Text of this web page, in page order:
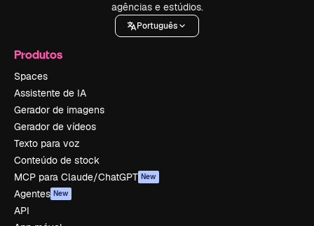
agências e estúdios.
Português
Produtos
Spaces
Assistente de IA
Gerador de imagens
Gerador de vídeos
Texto para voz
Conteúdo de stock
MCP para Claude/ChatGPT New
Agentes New
API